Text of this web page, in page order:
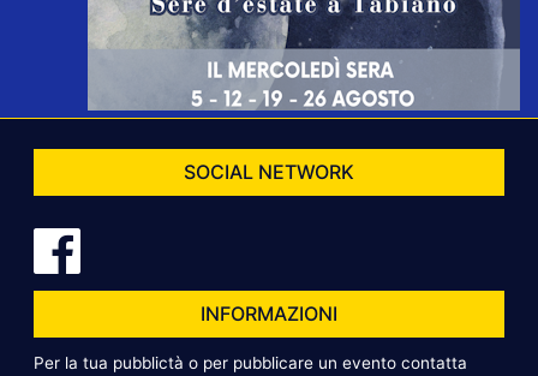
SOCIAL NETWORK
INFORMAZIONI
Per la tua pubblictà o per pubblicare un evento contatta